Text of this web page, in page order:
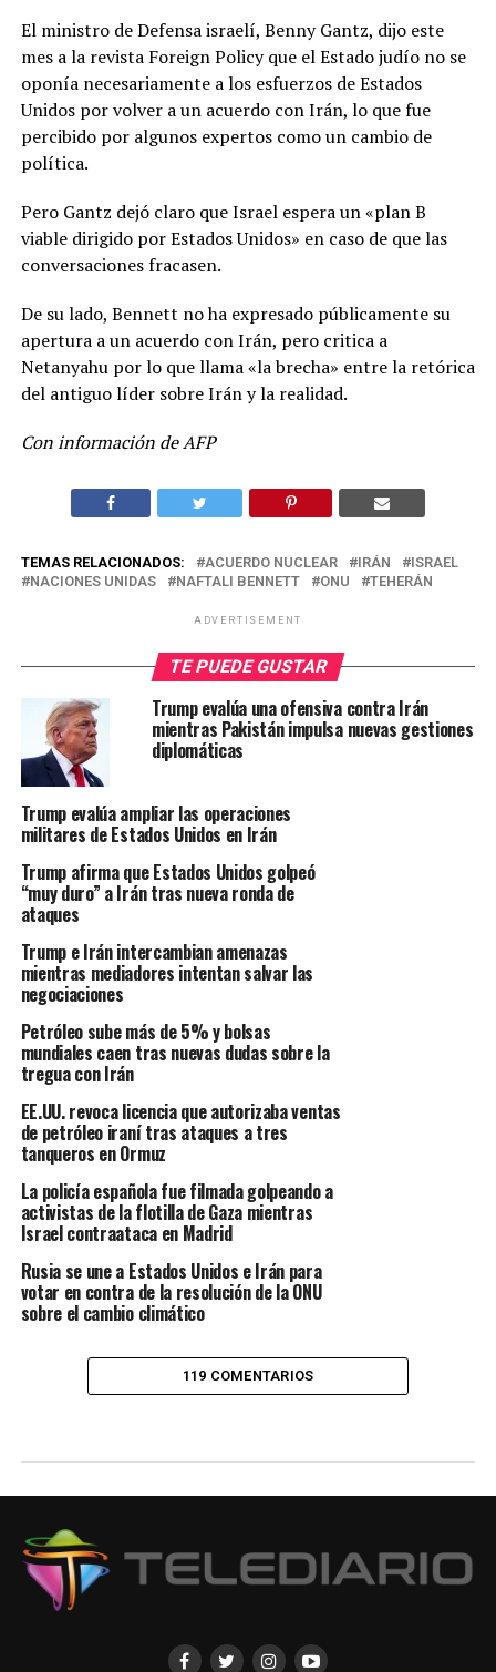
El ministro de Defensa israelí, Benny Gantz, dijo este
mes a la revista Foreign Policy que el Estado judío no se
oponía necesariamente a los esfuerzos de Estados
Unidos por volver a un acuerdo con Irán, lo que fue
percibido por algunos expertos como un cambio de
política.
Pero Gantz dejó claro que Israel espera un «plan B
viable dirigido por Estados Unidos» en caso de que las
conversaciones fracasen.
De su lado, Bennett no ha expresado públicamente su
apertura a un acuerdo con Irán, pero critica a
Netanyahu por lo que llama «la brecha» entre la retórica
del antiguo líder sobre Irán y la realidad.
Con información de AFP
TEMAS RELACIONADOS: ACUERDO NUCLEAR IRÁN
ISRAEL
NACIONES UNIDAS
NAFTALI BENNETT ONU TEHERÁN
ADVERTISEMENT
TE PUEDE GUSTAR
Trump evalúa una ofensiva contra Irán
mientras Pakistán impulsa nuevas gestiones
diplomáticas
Trump evalúa ampliar las operaciones
militares de Estados Unidos en Irán
Trump afirma que Estados Unidos golpeó
“muy duro” a Irán tras nueva ronda de
ataques
Trump e Irán intercambian amenazas
mientras mediadores intentan salvar las
negociaciones
Petróleo sube más de 5% y bolsas
mundiales caen tras nuevas dudas sobre la
tregua con Irán
EE.UU. revoca licencia que autorizaba ventas
de petróleo iraní tras ataques a tres
tanqueros en Ormuz
La policía española fue filmada golpeando a
activistas de la flotilla de Gaza mientras
Israel contraataca en Madrid
Rusia se une a Estados Unidos e Irán para
votar en contra de la resolución de la ONU
sobre el cambio climático
119 COMENTARIOS